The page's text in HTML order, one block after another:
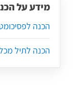
מידע על
הכנה
הכנה לתיל